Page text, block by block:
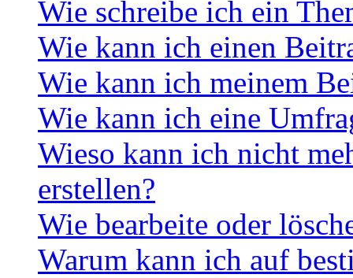
Wie schreibe ich ein
Wie kann ich einen
Wie kann ich meinem
Wie kann ich eine
Wieso kann ich nicht
erstellen?
Wie bearbeite oder
Warum kann ich auf